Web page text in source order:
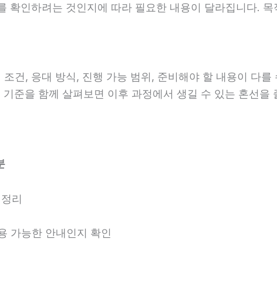
확인하려는 것인지에 따라 필요한 내용이 달라집니다.
건, 응대 방식, 진행 가능 범위, 준비해야 할 내용이 다
준을 함께 살펴보면 이후 과정에서 생길 수 있는 혼선을
리
가능한 안내인지 확인